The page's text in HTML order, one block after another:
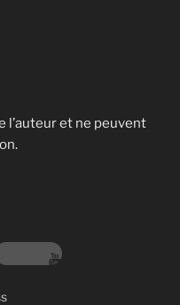
l’auteur et ne peuvent